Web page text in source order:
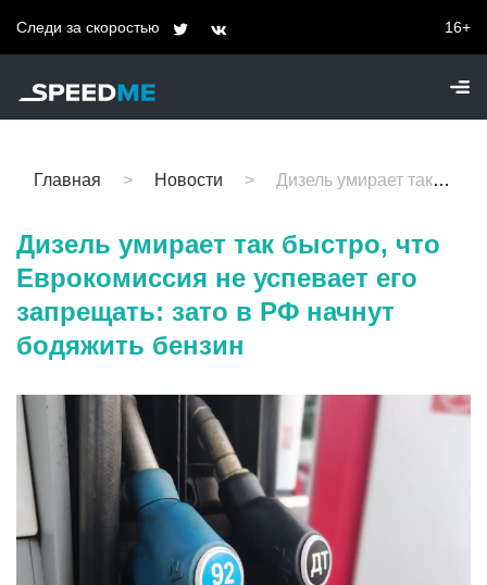
Следи за скоростью 16+
Главная Новости Дизель умирает так быстро, что Еврокомиссия не успевает его запрещать: зато в РФ начнут бодяжить бензин
Дизель умирает так быстро, что
Еврокомиссия не успевает его
запрещать: зато в РФ начнут
бодяжить бензин